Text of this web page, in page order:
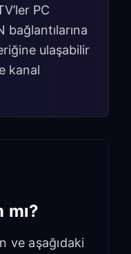
PC
bağlantılarına
ulaşabilir
kanal
mı?
ve aşağıdaki